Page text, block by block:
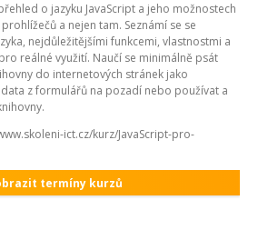
o jazyku JavaScript a jeho možnostech
a nejen tam. Seznámí se se
nejdůležitějšími funkcemi, vlastnostmi a
reálné využití. Naučí se minimálně psát
do internetových stránek jako
z formulářů na pozadí nebo používat a
ict.cz/kurz/JavaScript-pro-
termíny kurzů